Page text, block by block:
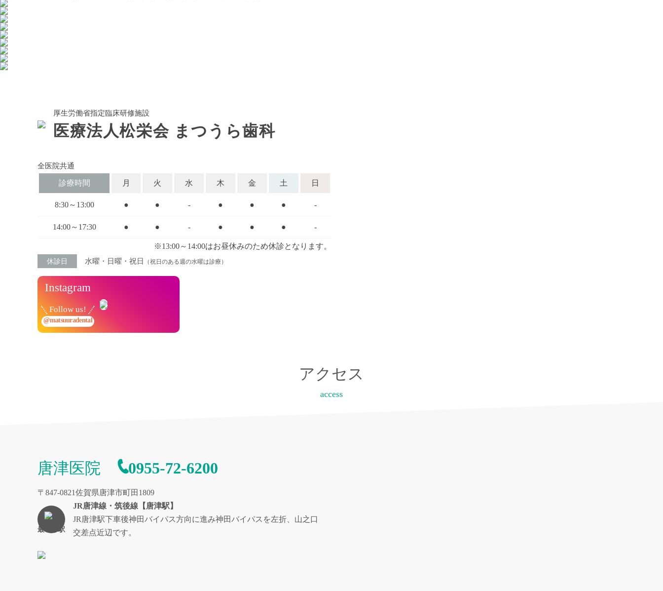
厚生労働省指定臨床研修施設
医療法人松栄会 まつうら歯科
全医院共通
診療時間 月 火 水 木 金 土 日
8:30～13:00 ● ● - ● ● ● -
14:00～17:30 ● ● - ● ● ● -
※13:00～14:00はお昼休みのため休診となります。
休診日 水曜・日曜・祝日 （祝日のある週の水曜は診療）
Instagram
Follow us!
@matsuuradental
アクセス
access
唐津医院 0955-72-6200
〒847-0821佐賀県唐津市町田1809
最寄り駅
JR唐津線・筑後線【唐津駅】
JR唐津駅下車後神田バイパス方向に進み神田バイパスを左折、山之口
交差点近辺です。